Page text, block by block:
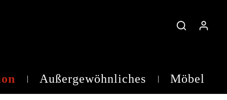
Außergewöhnliches Möbel